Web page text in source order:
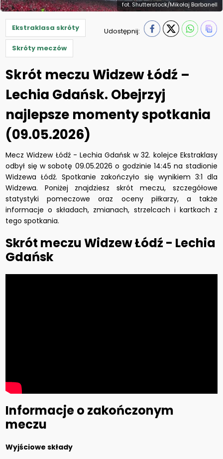
fot. Shutterstock/Mikołaj Barbanell
Ekstraklasa skróty
Skróty meczów
Udostępnij:
Skrót meczu Widzew Łódź –
Lechia Gdańsk. Obejrzyj
najlepsze momenty spotkania
(09.05.2026)
Mecz Widzew Łódź - Lechia Gdańsk w 32. kolejce Ekstraklasy
odbył się w sobotę 09.05.2026 o godzinie 14:45 na stadionie
Widzewa Łódź. Spotkanie zakończyło się wynikiem 3:1 dla
Widzewa. Poniżej znajdziesz skrót meczu, szczegółowe
statystyki pomeczowe oraz oceny piłkarzy, a także
informacje o składach, zmianach, strzelcach i kartkach z
tego spotkania.
Skrót meczu Widzew Łódź - Lechia
Gdańsk
Informacje o zakończonym
meczu
Wyjściowe składy